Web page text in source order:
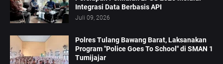
Integrasi Data Berbasis API
Juli 09, 2026
Polres Tulang Bawang Barat, Laksanakan
Program "Police Goes To School" di SMAN 1
Tumijajar